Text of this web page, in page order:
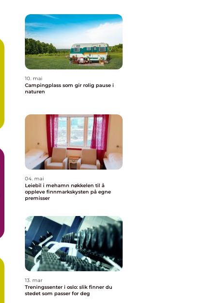
10. mai
Campingplass som gir rolig pause i
naturen
04. mai
Leiebil i mehamn nøkkelen til å
oppleve finnmarkskysten på egne
premisser
13. mar
Treningssenter i oslo: slik finner du
stedet som passer for deg